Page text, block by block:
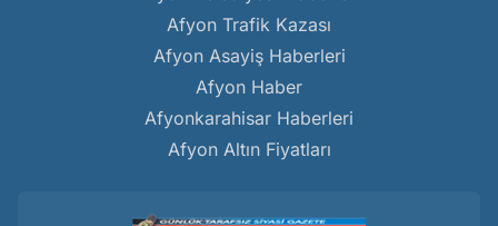
Afyon Trafik Kazası
Afyon Asayiş Haberleri
Afyon Haber
Afyonkarahisar Haberleri
Afyon Altın Fiyatları